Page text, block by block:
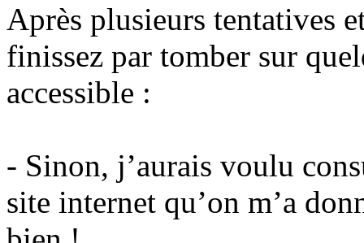
Après plusieurs tentatives
finissez par tomber sur
accessible :
- Sinon, j’aurais voulu
site internet qu’on m’a